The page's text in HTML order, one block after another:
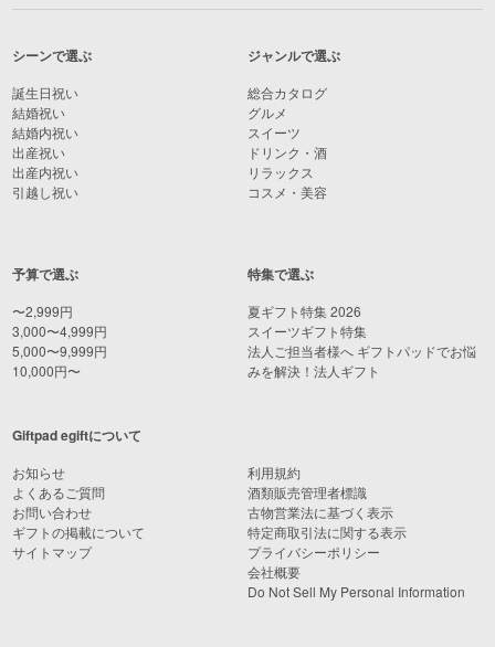
シーンで選ぶ
誕生日祝い
結婚祝い
結婚内祝い
出産祝い
出産内祝い
引越し祝い
予算で選ぶ
〜2,999円
3,000〜4,999円
5,000〜9,999円
10,000円〜
ジャンルで選ぶ
総合カタログ
グルメ
スイーツ
ドリンク・酒
リラックス
コスメ・美容
特集で選ぶ
夏ギフト特集 2026
スイーツギフト特集
法人ご担当者様へ ギフトパッドでお悩
みを解決！法人ギフト
Giftpad egiftについて
お知らせ
よくあるご質問
お問い合わせ
ギフトの掲載について
サイトマップ
利用規約
酒類販売管理者標識
古物営業法に基づく表示
特定商取引法に関する表示
プライバシーポリシー
会社概要
Do Not Sell My Personal Information